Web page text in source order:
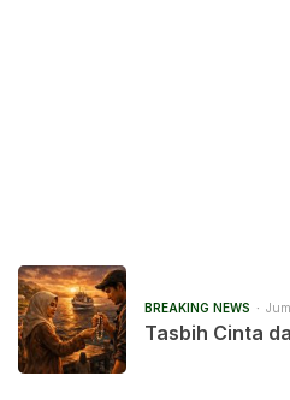
BREAKING NEWS
Tasbih Cinta